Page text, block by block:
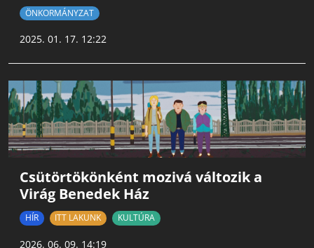
ÖNKORMÁNYZAT
2025. 01. 17. 12:22
Csütörtökönként mozivá változik a
Virág Benedek Ház
HÍR ITT LAKUNK KULTÚRA
2026. 06. 09. 14:19